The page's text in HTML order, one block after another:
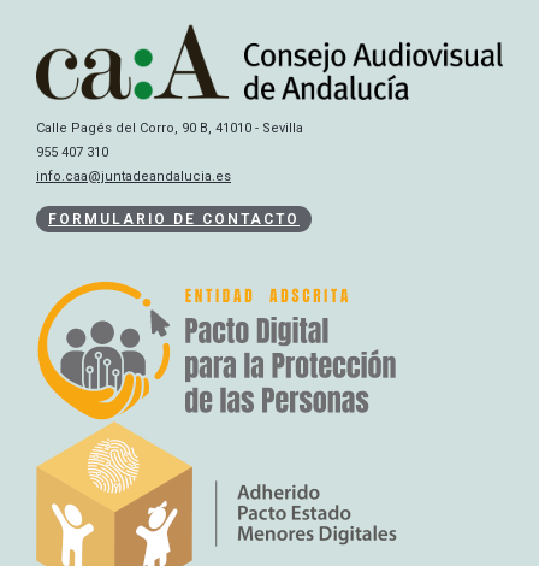
Calle Pagés del Corro, 90 B, 41010 - Sevilla
955 407 310
info.caa@juntadeandalucia.es
FORMULARIO DE CONTACTO